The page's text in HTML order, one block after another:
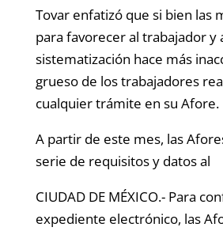
Tovar enfatizó que si bien las
para favorecer al trabajador y
sistematización hace más
grueso de los trabajadores
cualquier trámite en su Afore.
A partir de este mes, las
serie de requisitos y datos al
CIUDAD DE MÉXICO.- Para
expediente electrónico, las